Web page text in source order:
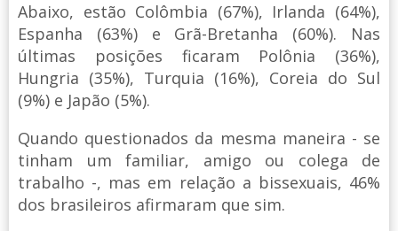
Abaixo, estão Colômbia (67%), Irlanda (64%),
Espanha (63%) e Grã-Bretanha (60%). Nas
últimas posições ficaram Polônia (36%),
Hungria (35%), Turquia (16%), Coreia do Sul
(9%) e Japão (5%).
Quando questionados da mesma maneira - se
tinham um familiar, amigo ou colega de
trabalho -, mas em relação a bissexuais, 46%
dos brasileiros afirmaram que sim.